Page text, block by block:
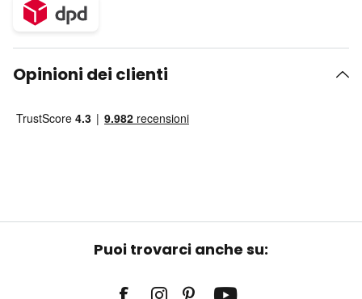
Opinioni dei clienti
Puoi trovarci anche su: